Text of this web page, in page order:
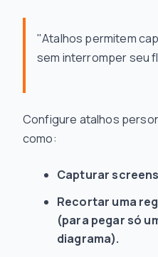
"Atalhos permitem
sem interromper seu
Configure atalhos
como:
Capturar
Recortar uma
(para pegar só
diagrama).